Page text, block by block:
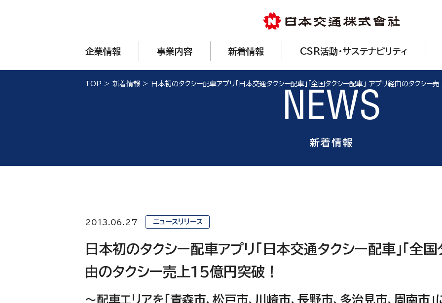
企業情報 事業内容 新着情報 CSR活動・サステナビリティ
TOP > 新着情報 > 日本初のタクシー配車アプリ「日本交通タクシー配車」「全国タクシー配車」 アプリ経由のタクシー
NEWS
新着情報
2013.06.27 ニュースリリース
日本初のタクシー配車アプリ「日本交通タクシー配車」「全
由のタクシー売上15億円突破！
～配車エリアを「青森市、松戸市、川崎市、長野市、多治見市、周南市